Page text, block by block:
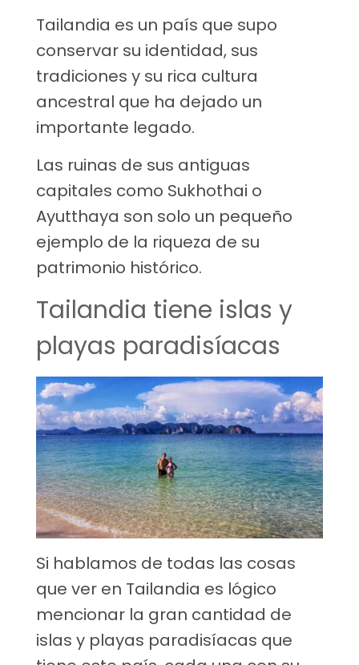
Tailandia es un país que supo
conservar su identidad, sus
tradiciones y su rica cultura
ancestral que ha dejado un
importante legado.
Las ruinas de sus antiguas
capitales como Sukhothai o
Ayutthaya son solo un pequeño
ejemplo de la riqueza de su
patrimonio histórico.
Tailandia tiene islas y
playas paradisíacas
Si hablamos de todas las cosas
que ver en Tailandia es lógico
mencionar la gran cantidad de
islas y playas paradisíacas que